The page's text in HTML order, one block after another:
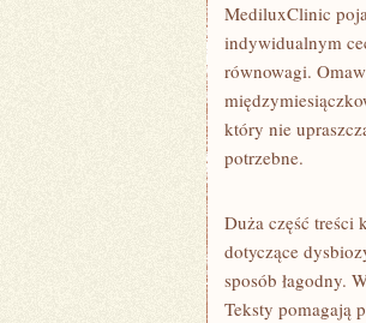
MediluxClinic
indywidualnym
równowagi.
który nie
potrzebne.
Duża część treści
dotyczące
sposób łagodny.
Teksty pomagają